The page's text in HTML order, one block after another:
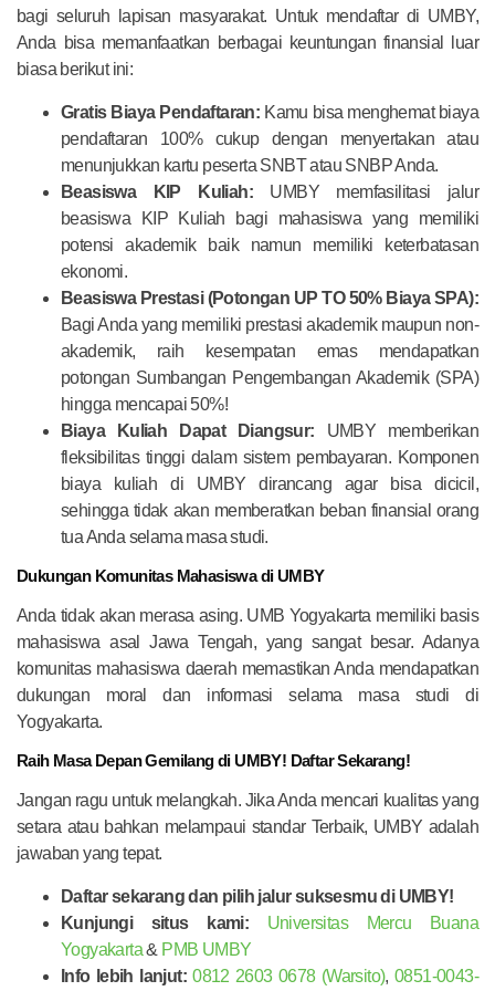
bagi seluruh lapisan masyarakat. Untuk mendaftar di UMBY,
Anda bisa memanfaatkan berbagai keuntungan finansial luar
biasa berikut ini:
Gratis Biaya Pendaftaran: Kamu bisa menghemat biaya
pendaftaran 100% cukup dengan menyertakan atau
menunjukkan kartu peserta SNBT atau SNBP Anda.
Beasiswa KIP Kuliah: UMBY memfasilitasi jalur
beasiswa KIP Kuliah bagi mahasiswa yang memiliki
potensi akademik baik namun memiliki keterbatasan
ekonomi.
Beasiswa Prestasi (Potongan UP TO 50% Biaya SPA):
Bagi Anda yang memiliki prestasi akademik maupun non-
akademik, raih kesempatan emas mendapatkan
potongan Sumbangan Pengembangan Akademik (SPA)
hingga mencapai 50%!
Biaya Kuliah Dapat Diangsur: UMBY memberikan
fleksibilitas tinggi dalam sistem pembayaran. Komponen
biaya kuliah di UMBY dirancang agar bisa dicicil,
sehingga tidak akan memberatkan beban finansial orang
tua Anda selama masa studi.
Dukungan Komunitas Mahasiswa di UMBY
Anda tidak akan merasa asing. UMB Yogyakarta memiliki basis
mahasiswa asal Jawa Tengah, yang sangat besar. Adanya
komunitas mahasiswa daerah memastikan Anda mendapatkan
dukungan moral dan informasi selama masa studi di
Yogyakarta.
Raih Masa Depan Gemilang di UMBY! Daftar Sekarang!
Jangan ragu untuk melangkah. Jika Anda mencari kualitas yang
setara atau bahkan melampaui standar Terbaik, UMBY adalah
jawaban yang tepat.
Daftar sekarang dan pilih jalur suksesmu di UMBY!
Kunjungi situs kami:
Universitas Mercu Buana
Yogyakarta& PMB UMBY
Info lebih lanjut: 0812 2603 0678 (Warsito), 0851-0043-